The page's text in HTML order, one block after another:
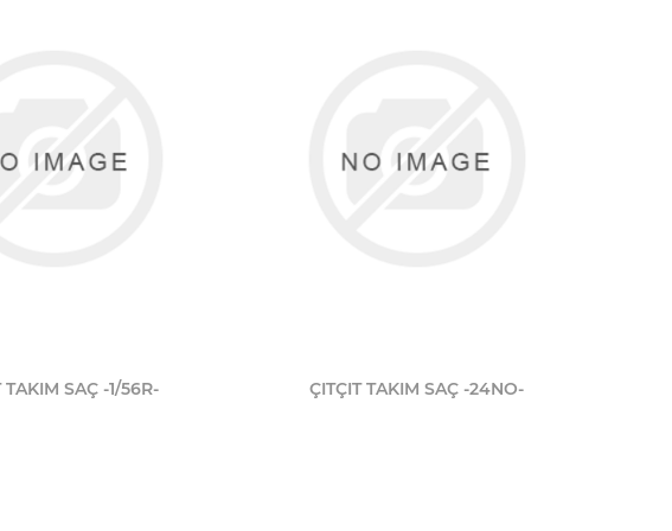
TAKIM SAÇ -1/56R- ÇITÇIT TAKIM SAÇ -24NO-